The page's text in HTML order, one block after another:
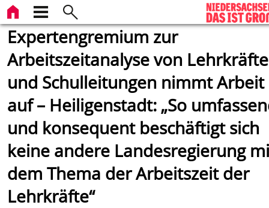
Expertengremium zur
Arbeitszeitanalyse von
und Schulleitungen nimmt Arbeit
auf – Heiligenstadt: „So
und konsequent beschäftigt sich
keine andere Landesregierung
dem Thema der Arbeitszeit der
Lehrkräfte“